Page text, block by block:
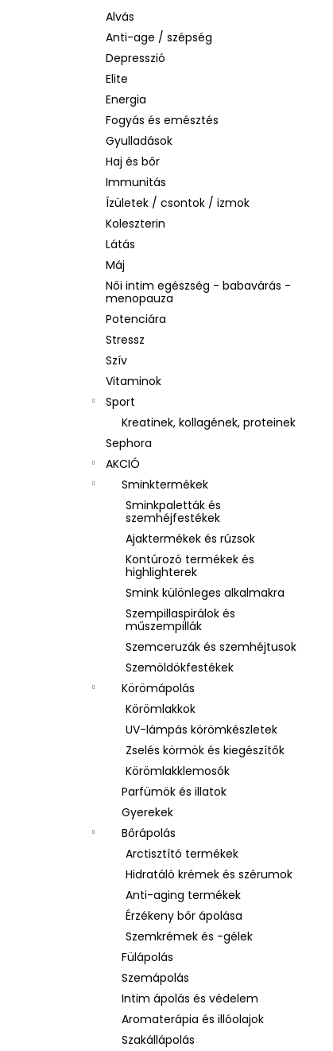
Alvás
Anti-age / szépség
Depresszió
Elite
Energia
Fogyás és emésztés
Gyulladások
Haj és bőr
Immunitás
Ízületek / csontok / izmok
Koleszterin
Látás
Máj
Női intim egészség - babavárás -
menopauza
Potenciára
Stressz
Szív
Vitaminok
Sport
Kreatinek, kollagének, proteinek
Sephora
AKCIÓ
Sminktermékek
Sminkpaletták és
szemhéjfestékek
Ajaktermékek és rúzsok
Kontúrozó termékek és
highlighterek
Smink különleges alkalmakra
Szempillaspirálok és
műszempillák
Szemceruzák és szemhéjtusok
Szemöldökfestékek
Körömápolás
Körömlakkok
UV-lámpás körömkészletek
Zselés körmök és kiegészítők
Körömlakklemosók
Parfümök és illatok
Gyerekek
Bőrápolás
Arctisztító termékek
Hidratáló krémek és szérumok
Anti-aging termékek
Érzékeny bőr ápolása
Szemkrémek és -gélek
Fülápolás
Szemápolás
Intim ápolás és védelem
Aromaterápia és illóolajok
Szakállápolás
BIODERMA PHOTODERM AQUAFLUID
INVISIBLE SPF 50+ – LÁTHATATLAN
ARCVÉDŐ KRÉM, 40 ML
2 480 Ft
Korábbi: 6 870 Ft